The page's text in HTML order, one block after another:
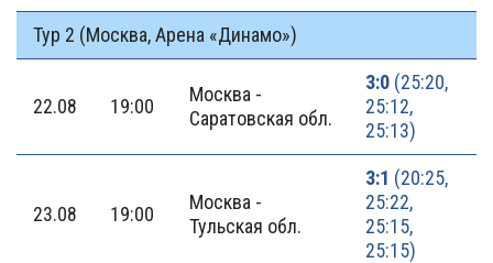
Тур 2 (Москва, Арена «Динамо»)
22.08 19:00
Москва -
Саратовская обл.
3:0 (25:20,
25:12,
25:13)
23.08 19:00
Москва -
Тульская обл.
3:1 (20:25,
25:22,
25:15,
25:15)